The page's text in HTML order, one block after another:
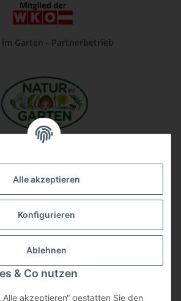
Alle akzeptieren
Konfigurieren
Ablehnen
& Co nutzen
akzeptieren“ gestatten Sie den
Garten - Partnerbetrieb
Firma auf Google